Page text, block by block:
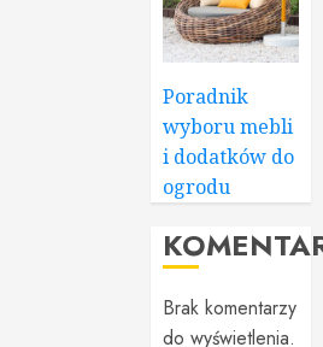
Poradnik
wyboru mebli
i dodatków do
ogrodu
Brak komentarzy
do wyświetlenia.